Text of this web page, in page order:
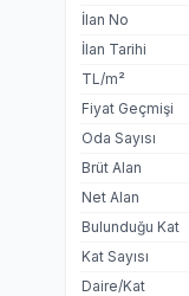
İlan No
İlan Tarihi
TL/m²
Fiyat Geçmişi
Oda Sayısı
Brüt Alan
Net Alan
Bulunduğu Kat
Kat Sayısı
Daire/Kat